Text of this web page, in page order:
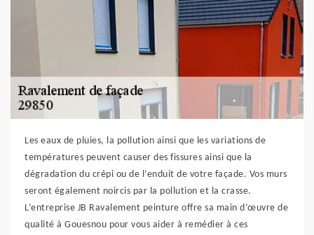
Les eaux de pluies, la pollution ainsi que les variations de
températures peuvent causer des fissures ainsi que la
dégradation du crépi ou de l’enduit de votre façade. Vos murs
seront également noircis par la pollution et la crasse.
L’entreprise JB Ravalement peinture offre sa main d’œuvre de
qualité à Gouesnou pour vous aider à remédier à ces